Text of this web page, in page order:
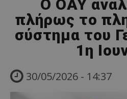
Ο ΟΑΥ
πλήρως το
σύστημα του
1η
30/05/2026 - 14:37